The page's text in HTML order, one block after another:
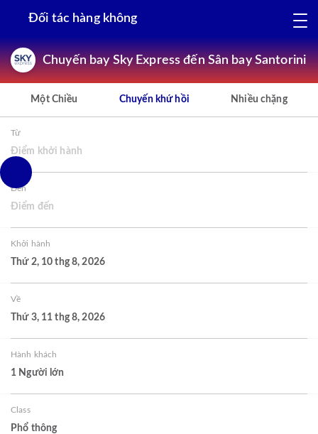
Đối tác hàng không
Chuyến bay Sky Express đến Sân bay Santorini
Một Chiều Chuyến khứ hồi Nhiều chặng
Từ
Điểm khởi hành
Đến
Điểm đến
Khởi hành
Thứ 2, 10 thg 8, 2026
Về
Thứ 3, 11 thg 8, 2026
Hành khách
1 Người lớn
Class
Phổ thông